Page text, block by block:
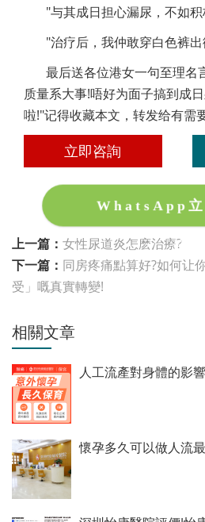
"与其成日担心漏尿，不如
"治疗后，我仲敢穿白色裤
最后送各位港女一句至理名
质量系大事!唔好为面子搞到成
啦!"记得收藏本文，转发给有需
立即咨詢
WhatsApp立
上一篇： 女性尿道炎怎麽治療?
下一篇： 同房疼痛點算好?如何让
受」嘅真實轉變!
相關文章
人工流產對身體的影
懷孕多久可以做人流